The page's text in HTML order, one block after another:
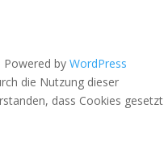
Powered by WordPress
die Nutzung dieser
dass Cookies gesetzt